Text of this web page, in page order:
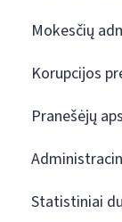
Mokesčių
Korupcijos
Pranešėjų
Statistiniai